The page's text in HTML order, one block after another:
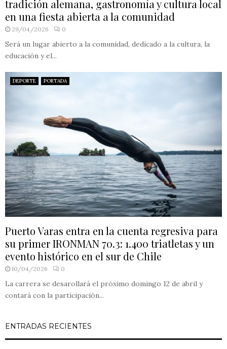
tradición alemana, gastronomía y cultura local
en una fiesta abierta a la comunidad
29/04/2026 0
Será un lugar abierto a la comunidad, dedicado a la cultura, la
educación y el...
DEPORTE PORTADA
Puerto Varas entra en la cuenta regresiva para
su primer IRONMAN 70.3: 1.400 triatletas y un
evento histórico en el sur de Chile
10/04/2026 0
La carrera se desarollará el próximo domingo 12 de abril y
contará con la participación...
ENTRADAS RECIENTES